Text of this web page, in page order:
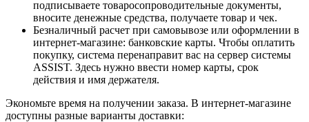
подписываете товаросопроводительные документы,
вносите денежные средства, получаете товар и чек.
Безналичный расчет при самовывозе или оформлении в
интернет-магазине: банковские карты. Чтобы оплатить
покупку, система перенаправит вас на сервер системы
ASSIST. Здесь нужно ввести номер карты, срок
действия и имя держателя.
Экономьте время на получении заказа. В интернет-магазине
доступны разные варианты доставки: